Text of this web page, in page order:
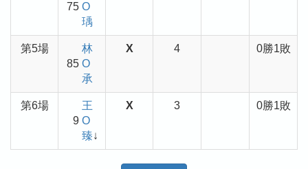
75 O
瑀
第5場
85
林
O
承
X 4 0勝1敗
第6場
9
王
O
臻↓
X 3 0勝1敗